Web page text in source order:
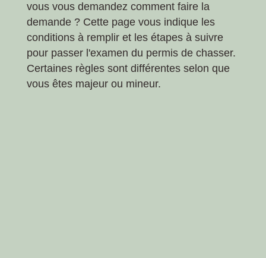
vous vous demandez comment faire la
demande ? Cette page vous indique les
conditions à remplir et les étapes à suivre
pour passer l'examen du permis de chasser.
Certaines règles sont différentes selon que
vous êtes majeur ou mineur.